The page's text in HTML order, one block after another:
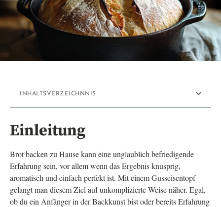
INHALTSVERZEICHNNIS
Einleitung
Brot backen zu Hause kann eine unglaublich befriedigende
Erfahrung sein, vor allem wenn das Ergebnis knusprig,
aromatisch und einfach perfekt ist. Mit einem Gusseisentopf
gelangt man diesem Ziel auf unkomplizierte Weise näher. Egal,
ob du ein Anfänger in der Backkunst bist oder bereits Erfahrung